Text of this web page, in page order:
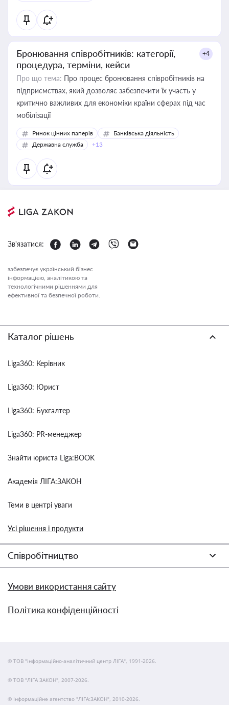
Бронювання співробітників: категорії,
процедура, терміни, кейси
+4
Про що тема: Про процес бронювання співробітників на
підприємствах, який дозволяє забезпечити їх участь у
критично важливих для економіки країни сферах під час
мобілізації
Ринок цінних паперів
Банківська діяльність
Державна служба
+13
Зв'язатися:
забезпечує український бізнес
інформацією, аналітикою та
технологічними рішеннями для
ефективної та безпечної роботи.
Каталог рішень
Liga360: Керівник
Liga360: Юрист
Liga360: Бухгалтер
Liga360: PR-менеджер
Знайти юриста Liga:BOOK
Академія ЛІГА:ЗАКОН
Теми в центрі уваги
Усі рішення і продукти
Співробітництво
Умови використання сайту
Політика конфіденційності
© ТОВ "інформаційно-аналітичний центр ЛІГА", 1991-2026.
© ТОВ "ЛІГА ЗАКОН", 2007-2026.
© Інформаційне агентство "ЛІГА:ЗАКОН", 2010-2026.